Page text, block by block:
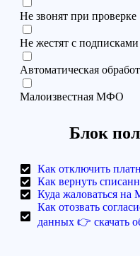
Не звонят при проверке
Не жестят с подписками
Автоматическая
Малоизвестная МФО
Блок
Как отключить
Как вернуть
Куда жаловаться
Как отозвать
данных 👉 скачать